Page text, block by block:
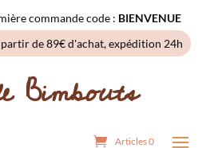
commande code : BIENVENUE
de 89€ d'achat, expédition 24h
Bimbouts
Articles 0